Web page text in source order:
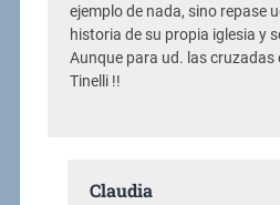
ejemplo de nada, sino repase
historia de su propia iglesia y
Aunque para ud. las cruzadas
Tinelli !!
Claudia